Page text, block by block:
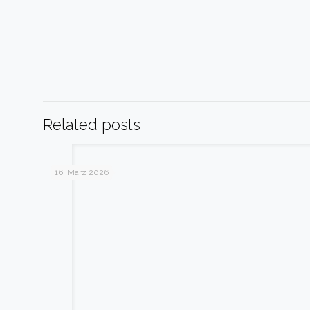
Related posts
16. März 2026